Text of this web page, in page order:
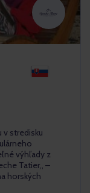
v stredisku
výhľady z
Tatier,, –
horských